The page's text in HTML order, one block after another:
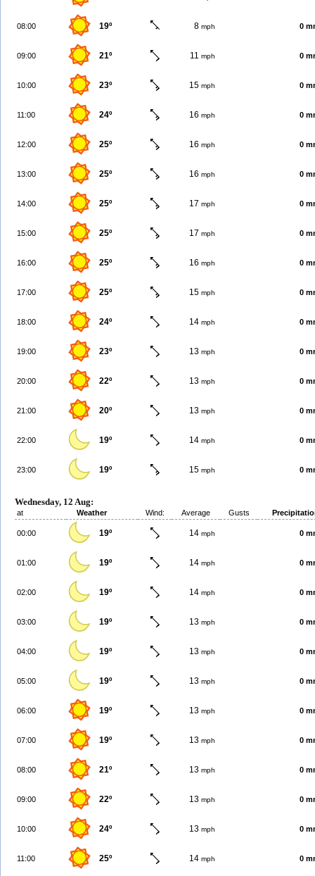
08:00 19º 8 mph 0
09:00 21º 11 mph 0
10:00 23º 15 mph 0
11:00 24º 16 mph 0
12:00 25º 16 mph 0
13:00 25º 16 mph 0
14:00 25º 17 mph 0
15:00 25º 17 mph 0
16:00 25º 16 mph 0
17:00 25º 15 mph 0
18:00 24º 14 mph 0
19:00 23º 13 mph 0
20:00 22º 13 mph 0
21:00 20º 13 mph 0
22:00 19º 14 mph 0
23:00 19º 15 mph 0
Wednesday, 12 Aug:
at Weather Wind: Average Gusts
00:00 19º 14 mph 0
01:00 19º 14 mph 0
02:00 19º 14 mph 0
03:00 19º 13 mph 0
04:00 19º 13 mph 0
05:00 19º 13 mph 0
06:00 19º 13 mph 0
07:00 19º 13 mph 0
08:00 21º 13 mph 0
09:00 22º 13 mph 0
10:00 24º 13 mph 0
11:00 25º 14 mph 0